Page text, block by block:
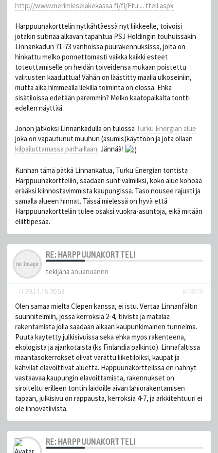
http://www.merimieselakekassa.fi/fi/Etu ... tteli.aspx
Harppuunakorttelin nytkähtäessä nyt liikkeelle, toivoisi
jotakin sutinaa alkavan tapahtua PSJ Holdingin touhuissakin
Linnankadun 71-73 vanhoissa puurakennuksissa, joita on
hinkattu melko ponnettomasti vaikka kaikki esteet
toteuttamiselle on heidän toiveidensa mukaan poistettu
valitusten kaaduttua! Vähän on läästitty maalia ulkoseiniin,
mutta aika himmeällä liekillä toiminta on elossa. Ehkä
sisätiloissa edetään paremmin? Melko kaatopaikalta tontti
edellen näyttää.
Jonon jatkoksi Linnankadulla on tulossa Turku Energian alue
joka on vapautunut muuhun (asumis)käyttöön ja jota ollaan
kilpailuttamassa parhaillaan. Jännää!
Kunhan tämä pätkä Linnankatua, Turku Energian tontista
Harppuunakortteliin, saadaan suht valmiiksi, koko alue kohoaa
erääksi kiinnostavimmista kaupungissa. Taso nousee rajusti ja
samalla alueen hinnat. Tässä mielessä on hyvä että
Harppuunakortteliin tulee osaksi vuokra-asuntoja, eikä mitään
eliittipesää.
RE: HARPPUUNAKORTTELI
tekijänä anuanuannn
- 29.11.15 20:53
#78928
Olen samaa mielta Clepen kanssa, ei istu. Vertaa Linnanfältin
suunnitelmiin, jossa kerroksia 2-4, tiivista ja matalaa
rakentamista jolla saadaan aikaan kaupunkimainen tunnelma.
Puuta kaytetty julkisivuissa seka ehka myos rakenteena,
ekologista ja ajankotaista (ks Finlandia palkinto). Linnafaltissa
maantasokerrokset olivat varattu liiketiloiksi, kaupat ja
kahvilat elavoittivat aluetta. Happuunakorttelissa en nahnyt
vastaavaa kaupungin elavoittamista, rakennukset on
siroiteltu erilleen tontin laidoille aivan lahiorakentamisen
tapaan, julkisivu on rappausta, kerroksia 4-7, ja arkkitehtuuri ei
ole innovatiivista.
RE: HARPPUUNAKORTTELI